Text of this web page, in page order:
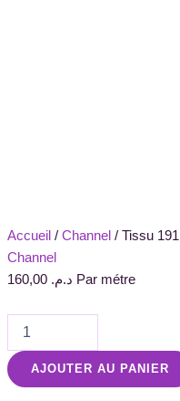
Accueil / Channel / Tissu 191
Channel
د.م. 160,00 Par métre
AJOUTER AU PANIER